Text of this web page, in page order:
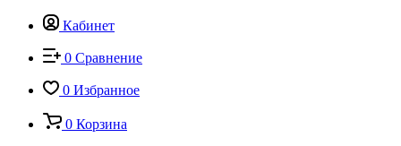
Кабинет
0 Сравнение
0 Избранное
0 Корзина